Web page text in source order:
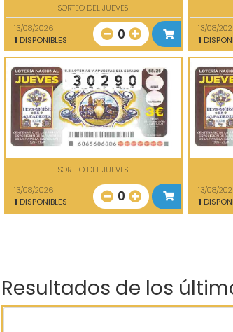
SORTEO DEL JUEVES
13/08/2026
1 DISPONIBLES 0
13/08/
1
SORTEO DEL JUEVES
13/08/2026
1 DISPONIBLES 0
13/08/
1
Resultados de los